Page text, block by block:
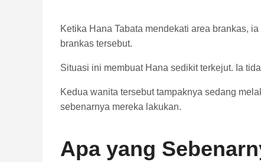
Ketika Hana Tabata mendekati area brankas,
brankas tersebut.
Situasi ini membuat Hana sedikit terkejut. Ia
Kedua wanita tersebut tampaknya sedang
sebenarnya mereka lakukan.
Apa yang